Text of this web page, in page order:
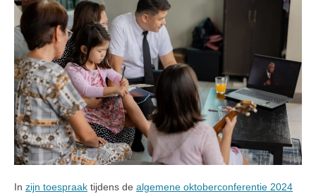
In zijn toespraak tijdens de algemene oktoberconferentie 2024